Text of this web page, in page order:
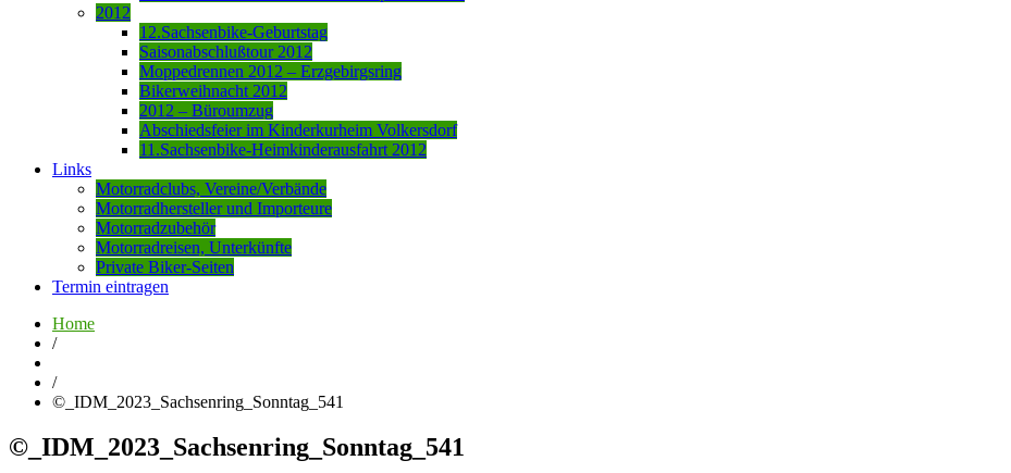
2012
12.Sachsenbike-Geburtstag
Saisonabschlußtour 2012
Moppedrennen 2012 – Erzgebirgsring
Bikerweihnacht 2012
2012 – Büroumzug
Abschiedsfeier im Kinderkurheim Volkersdorf
11.Sachsenbike-Heimkinderausfahrt 2012
Links
Motorradclubs, Vereine/Verbände
Motorradhersteller und Importeure
Motorradzubehör
Motorradreisen, Unterkünfte
Private Biker-Seiten
Termin eintragen
Home
/
/
©_IDM_2023_Sachsenring_Sonntag_541
©_IDM_2023_Sachsenring_Sonntag_541